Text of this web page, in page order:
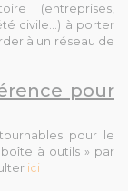
(entreprises,
civile…) à porter
à un réseau de
pour
pour le
à outils » par
ici